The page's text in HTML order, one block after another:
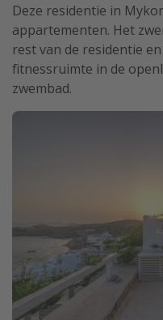
Deze residentie in
appartementen. Het
rest van de residentie
fitnessruimte in de
zwembad.